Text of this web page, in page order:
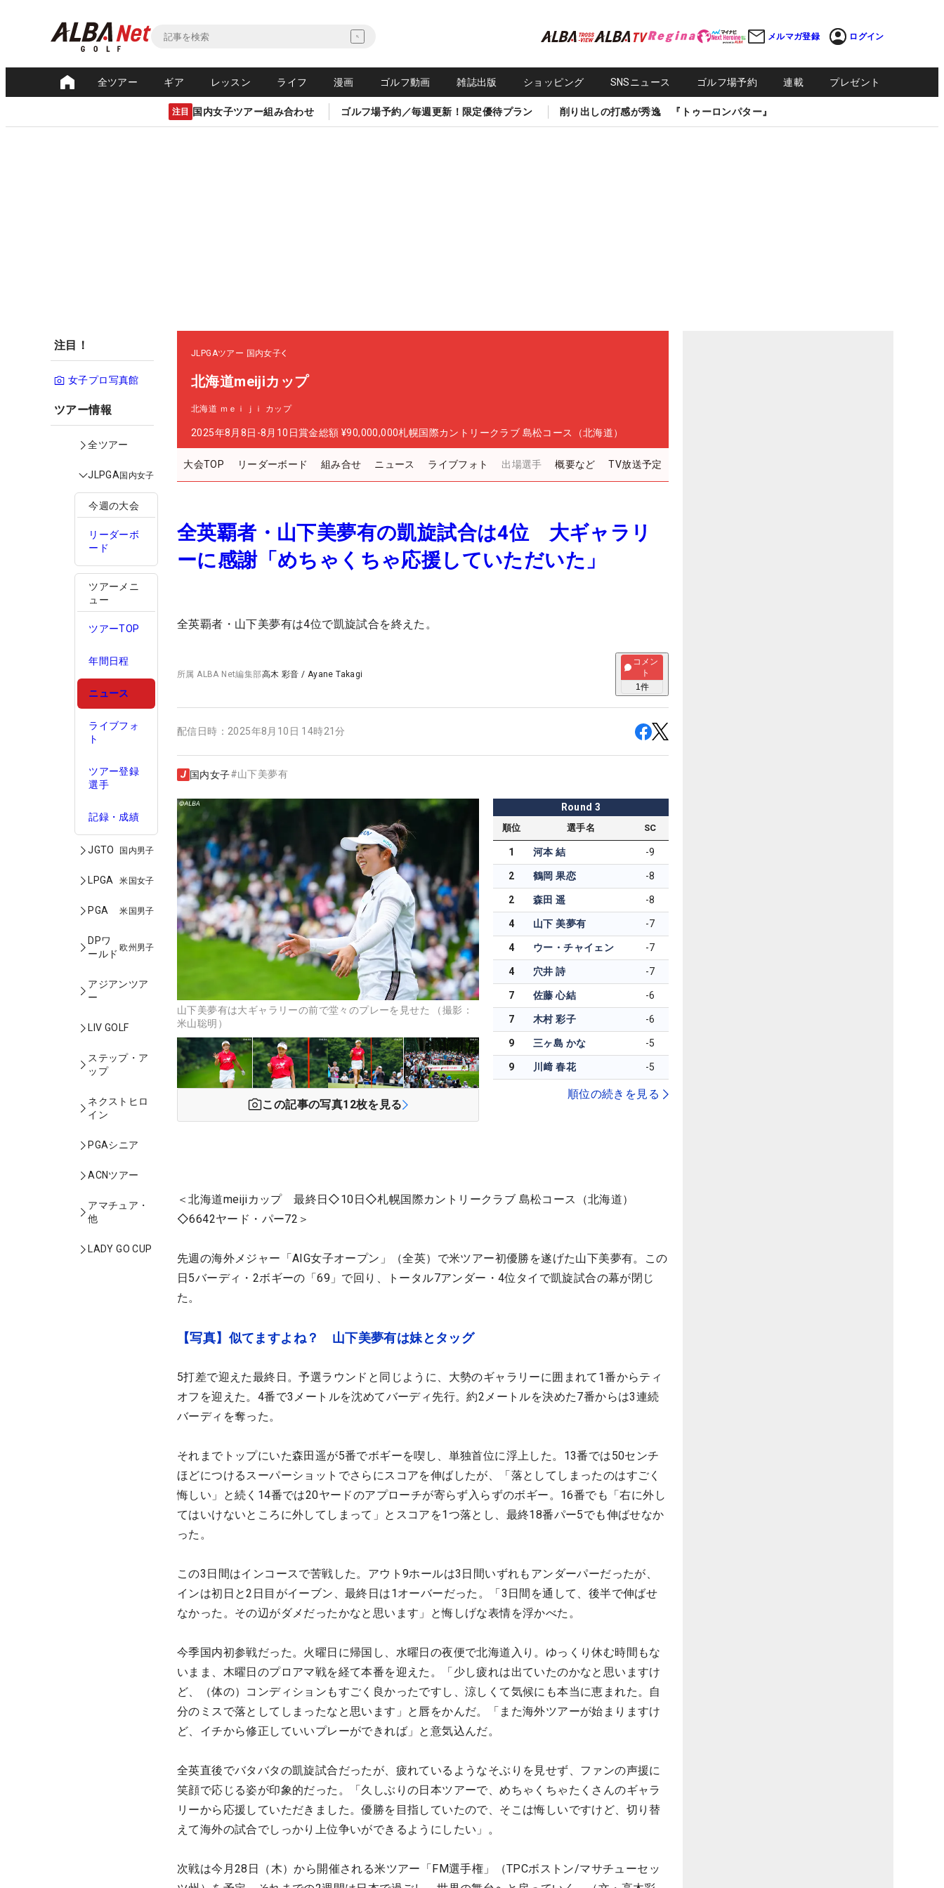
メルマガ登録 ログイン
全ツアー ギア レッスン ライフ 漫画 ゴルフ動画 雑誌出版 ショッピング SNSニュース ゴルフ場予約 連載 プレゼント
注目 国内女子ツアー組み合わせ ゴルフ場予約／毎週更新！限定優待プラン 削り出しの打感が秀逸 『トゥーロンパター』
注目！
女子プロ写真館
ツアー情報
全ツアー
JLPGA国内女子
今週の大会
リーダーボ
ード
ツアーメニ
ュー
ツアーTOP
年間日程
ニュース
ライブフォ
ト
ツアー登録
選手
記録・成績
JGTO 国内男子
LPGA 米国女子
PGA 米国男子
DPワ
ールド
欧州男子
アジアンツア
ー
LIV GOLF
ステップ・ア
ップ
ネクストヒロ
イン
PGAシニア
ACNツアー
アマチュア・
他
LADY GO CUP
JLPGAツアー 国内女子
北海道meijiカップ
北海道 ｍｅｉｊｉ カップ
2025年8月8日-8月10日賞金総額 ¥90,000,000札幌国際カントリークラブ 島松コース（北海道）
大会TOP リーダーボード 組み合せ ニュース ライブフォト 出場選手 概要など TV放送予定
全英覇者・山下美夢有の凱旋試合は4位 大ギャラリ
ーに感謝「めちゃくちゃ応援していただいた」
全英覇者・山下美夢有は4位で凱旋試合を終えた。
所属ALBA Net編集部高木 彩音 / Ayane Takagi
コメン
ト
1件
配信日時： 2025年8月10日 14時21分
国内女子#山下美夢有
山下美夢有は大ギャラリーの前で堂々のプレーを見せた （撮影：
米山聡明）
この記事の写真12枚を見る
Round 3
順位 選手名 SC
1 河本 結 -9
2 鶴岡 果恋 -8
2 森田 遥 -8
4 山下 美夢有 -7
4 ウー・チャイェン -7
4 穴井 詩 -7
7 佐藤 心結 -6
7 木村 彩子 -6
9 三ヶ島 かな -5
9 川﨑 春花 -5
順位の続きを見る
＜北海道meijiカップ 最終日◇10日◇札幌国際カントリークラブ 島松コース（北海道）
◇6642ヤード・パー72＞
先週の海外メジャー「AIG女子オープン」（全英）で米ツアー初優勝を遂げた山下美夢有。この
日5バーディ・2ボギーの「69」で回り、トータル7アンダー・4位タイで凱旋試合の幕が閉じ
た。
【写真】似てますよね？ 山下美夢有は妹とタッグ
5打差で迎えた最終日。予選ラウンドと同じように、大勢のギャラリーに囲まれて1番からティ
オフを迎えた。4番で3メートルを沈めてバーディ先行。約2メートルを決めた7番からは3連続
バーディを奪った。
それまでトップにいた森田遥が5番でボギーを喫し、単独首位に浮上した。13番では50センチ
ほどにつけるスーパーショットでさらにスコアを伸ばしたが、「落としてしまったのはすごく
悔しい」と続く14番では20ヤードのアプローチが寄らず入らずのボギー。16番でも「右に外し
てはいけないところに外してしまって」とスコアを1つ落とし、最終18番パー5でも伸ばせなか
った。
この3日間はインコースで苦戦した。アウト9ホールは3日間いずれもアンダーパーだったが、
インは初日と2日目がイーブン、最終日は1オーバーだった。「3日間を通して、後半で伸ばせ
なかった。その辺がダメだったかなと思います」と悔しげな表情を浮かべた。
今季国内初参戦だった。火曜日に帰国し、水曜日の夜便で北海道入り。ゆっくり休む時間もな
いまま、木曜日のプロアマ戦を経て本番を迎えた。「少し疲れは出ていたのかなと思いますけ
ど、（体の）コンディションもすごく良かったですし、涼しくて気候にも本当に恵まれた。自
分のミスで落としてしまったなと思います」と唇をかんだ。「また海外ツアーが始まりますけ
ど、イチから修正していいプレーができれば」と意気込んだ。
全英直後でバタバタの凱旋試合だったが、疲れているようなそぶりを見せず、ファンの声援に
笑顔で応じる姿が印象的だった。「久しぶりの日本ツアーで、めちゃくちゃたくさんのギャラ
リーから応援していただきました。優勝を目指していたので、そこは悔しいですけど、切り替
えて海外の試合でしっかり上位争いができるようにしたい」。
次戦は今月28日（木）から開催される米ツアー「FM選手権」（TPCボストン/マサチューセッ